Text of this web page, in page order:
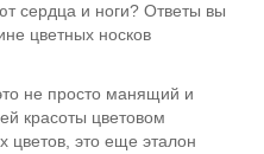
сердца и ноги? Ответы вы
цветных носков
не просто манящий и
красоты цветовом
цветов, это еще эталон